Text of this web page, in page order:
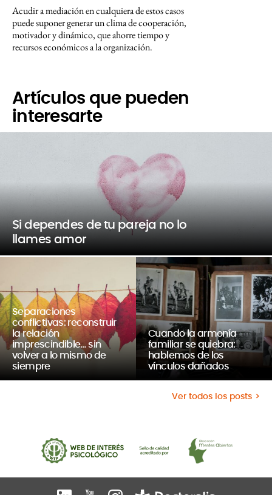
Acudir a mediación en cualquiera de estos casos
puede suponer generar un clima de cooperación,
motivador y dinámico, que ahorre tiempo y
recursos económicos a la organización.
Artículos que pueden
interesarte
Si dependes de tu pareja no lo
llames amor
Separaciones
conflictivas: reconstruir
la relación
imprescindible… sin
volver a lo mismo de
siempre
Cuando la armonía
familiar se quiebra:
hablemos de los
vínculos dañados
Ver todos los posts